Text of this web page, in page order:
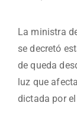
La ministra
se decretó
de queda
luz que
dictada por